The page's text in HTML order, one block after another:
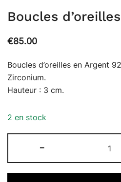
Boucles
€85.00
Boucles d’oreilles en Argent
Zirconium.
Hauteur : 3 cm.
2 en stock
-
de